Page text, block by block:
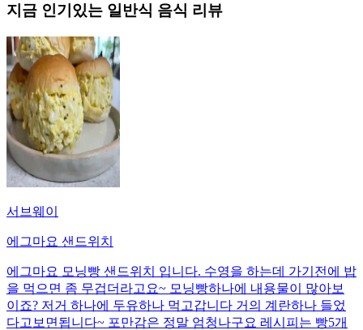
지금 인기있는 일반식 음식 리뷰
서브웨이
에그마요 샌드위치
에그마요 모닝빵 샌드위치 입니다. 수영을 하는데 가기전에 밥
을 먹으면 좀 무겁더라고요~ 모닝빵하나에 내용물이 많아보
이죠? 저거 하나에 두유하나 먹고갑니다 거의 계란하나 들었
다고보면됩니다~ 포만감은 정말 엄청나구요 레시피는 빵5개